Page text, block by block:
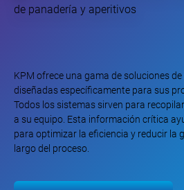
KPM ofrece una gama de soluciones
diseñadas específicamente para sus
Todos los sistemas sirven para
a su equipo. Esta información crítica
para optimizar la eficiencia y reducir la
largo del proceso.